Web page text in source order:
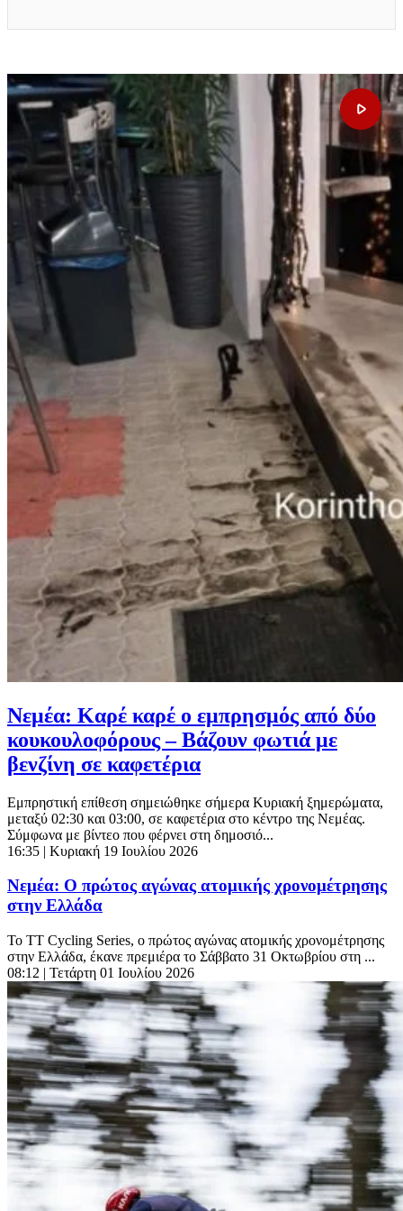
Νεμέα: Καρέ καρέ ο εμπρησμός από δύο
κουκουλοφόρους – Βάζουν φωτιά με
βενζίνη σε καφετέρια
Εμπρηστική επίθεση σημειώθηκε σήμερα Κυριακή ξημερώματα,
μεταξύ 02:30 και 03:00, σε καφετέρια στο κέντρο της Νεμέας.
Σύμφωνα με βίντεο που φέρνει στη δημοσιό...
16:35 | Κυριακή 19 Ιουλίου 2026
Νεμέα: Ο πρώτος αγώνας ατομικής χρονομέτρησης
στην Ελλάδα
Το TT Cycling Series, ο πρώτος αγώνας ατομικής χρονομέτρησης
στην Ελλάδα, έκανε πρεμιέρα το Σάββατο 31 Οκτωβρίου στη ...
08:12 | Τετάρτη 01 Ιουλίου 2026